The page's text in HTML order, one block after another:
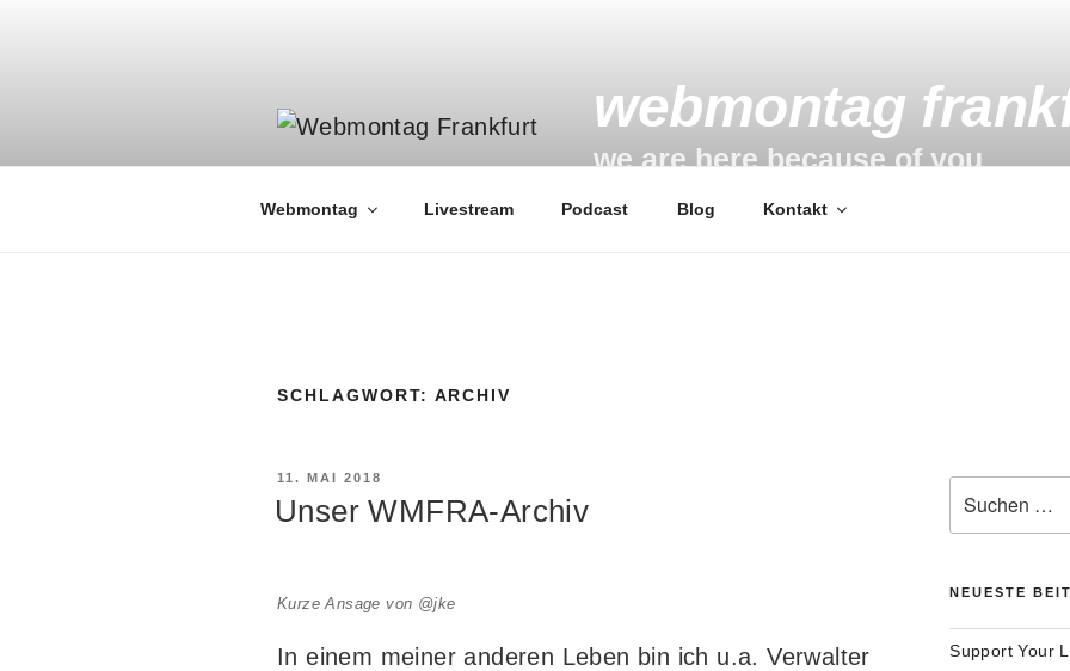
webmontag
we are here because of you
Webmontag Livestream Podcast Blog Kontakt
SCHLAGWORT: ARCHIV
VERÖFFENTLICHT
11. MAI 2018
Unser WMFRA-Archiv
Kurze Ansage von @jke
In einem meiner anderen Leben bin ich u.a. Verwalter
nach:
NEUESTE
Support Your